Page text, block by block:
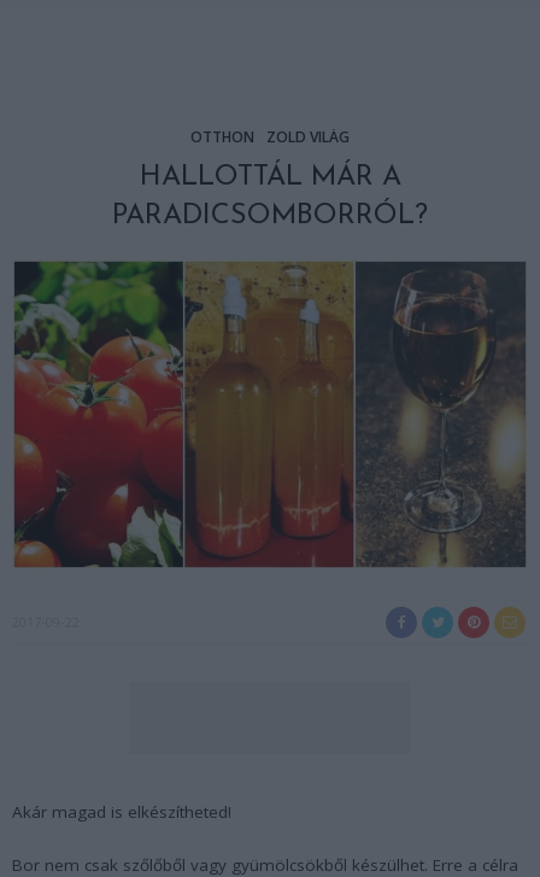
OTTHON ZÖLD VILÁG
HALLOTTÁL MÁR A
PARADICSOMBORRÓL?
Akár magad is elkészítheted!
Bor nem csak szőlőből vagy gyümölcsökből készülhet. Erre a célra